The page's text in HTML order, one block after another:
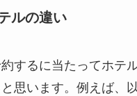
ルの違い
するに当たってホテ
思います。例えば、